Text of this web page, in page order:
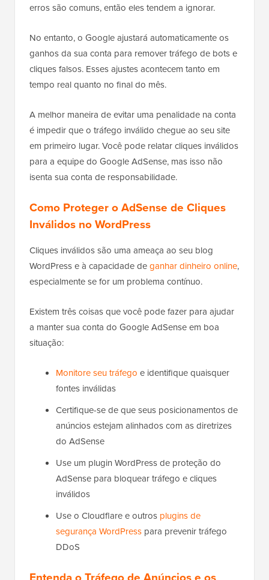
erros são comuns, então eles tendem a ignorar.
No entanto, o Google ajustará automaticamente os
ganhos da sua conta para remover tráfego de bots e
cliques falsos. Esses ajustes acontecem tanto em
tempo real quanto no final do mês.
A melhor maneira de evitar uma penalidade na conta
é impedir que o tráfego inválido chegue ao seu site
em primeiro lugar. Você pode relatar cliques inválidos
para a equipe do Google AdSense, mas isso não
isenta sua conta de responsabilidade.
Como Proteger o AdSense de Cliques
Inválidos no WordPress
Cliques inválidos são uma ameaça ao seu blog
WordPress e à capacidade deganhar dinheiro online,
especialmente se for um problema contínuo.
Existem três coisas que você pode fazer para ajudar
a manter sua conta do Google AdSense em boa
situação:
Monitore seu tráfego e identifique quaisquer
fontes inválidas
Certifique-se de que seus posicionamentos de
anúncios estejam alinhados com as diretrizes
do AdSense
Use um plugin WordPress de proteção do
AdSense para bloquear tráfego e cliques
inválidos
Use o Cloudflare e outros plugins de
segurança WordPress para prevenir tráfego
DDoS